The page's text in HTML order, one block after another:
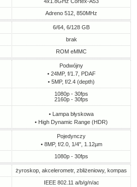
Adreno 512, 850MHz
6/64, 6/128 GB
brak
ROM eMMC
Podwójny
• 24MP, f/1.7, PDAF
• 5MP, f/2.4 (depth)
1080p - 30fps
2160p - 30fps
• Lampa błyskowa
• High Dynamic Range (HDR)
Pojedynczy
• 8MP, f/2.0, 1/4", 1.12µm
1080p - 30fps
żyroskop, akcelerometr, zbliżeniowy, kompas
IEEE 802.11 a/b/g/n/ac